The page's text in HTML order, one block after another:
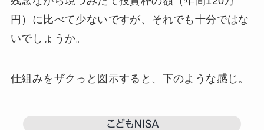
円）に比べて少ないですが、それでも十分ではな
いでしょうか。
仕組みをザクっと図示すると、下のような感じ。